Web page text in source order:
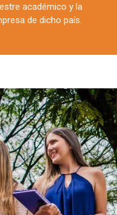
académico y la
de dicho país.